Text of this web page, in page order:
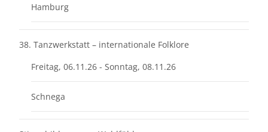
Hamburg
38. Tanzwerkstatt – internationale Folklore
Freitag, 06.11.26 - Sonntag, 08.11.26
Schnega